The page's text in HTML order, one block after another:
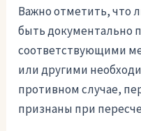
Важно отметить,
быть документально
соответствующими
или другими
противном случае,
признаны при